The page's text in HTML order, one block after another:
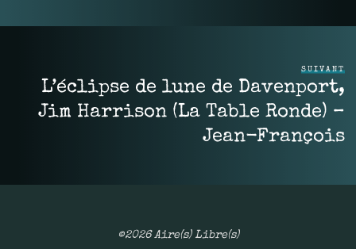
SUIVANT
L’éclipse de lune de Davenport,
Jim Harrison (La Table Ronde) –
Jean-François
©2026 Aire(s) Libre(s)